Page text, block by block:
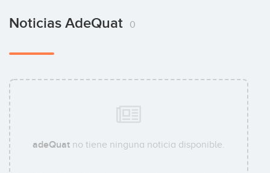
Noticias AdeQuat 0
adeQuat no tiene ninguna noticia disponible.